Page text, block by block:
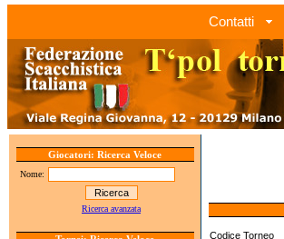
Contatti
Giocatori: Ricerca Veloce
Nome:
Ricerca avanzata
Codice Torneo